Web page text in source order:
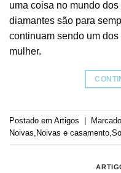
uma coisa no mundo
diamantes são para
continuam sendo um
mulher.
Postado em Artigos Marcado
Noivas, Noivas e casamento,